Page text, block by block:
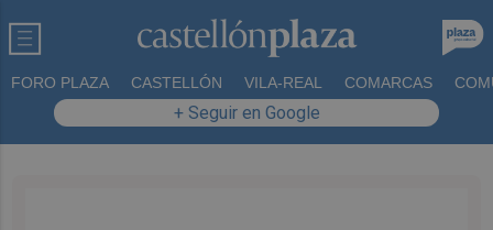
FORO PLAZA CASTELLÓN VILA-REAL COMARCAS
+ Seguir en Google